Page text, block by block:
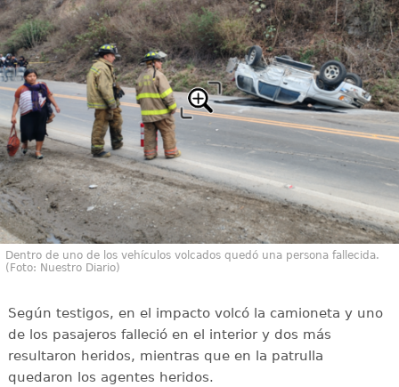
Dentro de uno de los vehículos volcados quedó una persona fallecida.
(Foto: Nuestro Diario)
Según testigos, en el impacto volcó la camioneta y uno
de los pasajeros falleció en el interior y dos más
resultaron heridos, mientras que en la patrulla
quedaron los agentes heridos.